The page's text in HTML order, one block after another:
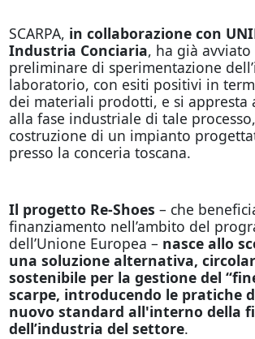
SCARPA, in collaborazione con
Industria Conciaria, ha già avviato
preliminare di sperimentazione
laboratorio, con esiti positivi in
dei materiali prodotti, e si appresta
alla fase industriale di tale
costruzione di un impianto
presso la conceria toscana.
Il progetto Re-Shoes – che
finanziamento nell’ambito del
dell’Unione Europea – nasce allo
una soluzione alternativa,
sostenibile per la gestione del
scarpe, introducendo le pratiche
nuovo standard all'interno della
dell’industria del settore.